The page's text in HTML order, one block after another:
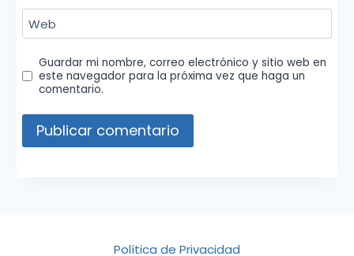
Web
Guardar mi nombre, correo electrónico y sitio web en
este navegador para la próxima vez que haga un
comentario.
Política de Privacidad